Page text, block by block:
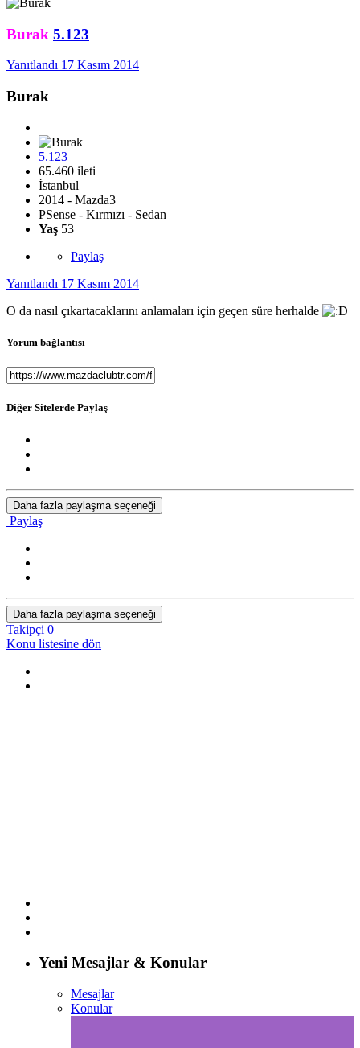
Burak 5.123
Yanıtlandı 17 Kasım 2014
Burak
5.123
65.460 ileti
İstanbul
2014 - Mazda3
PSense - Kırmızı - Sedan
Yaş 53
Paylaş
Yanıtlandı 17 Kasım 2014
O da nasıl çıkartacaklarını anlamaları için geçen süre herhalde
Yorum bağlantısı
Diğer Sitelerde Paylaş
Daha fazla paylaşma seçeneği
Paylaş
Daha fazla paylaşma seçeneği
Takipçi 0
Konu listesine dön
Yeni Mesajlar & Konular
Mesajlar
Konular